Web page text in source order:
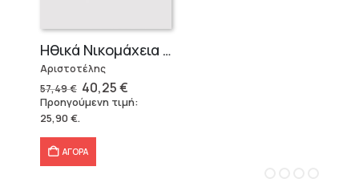
Ηθικά Νικομάχεια (3 τόμοι)
Αριστοτέλης
57,49€ Original
price
was:
40,25€Η
τρέχουσα
τιμή
Προηγούμενη τιμή:
25,90€.
ΑΓΟΡΑ